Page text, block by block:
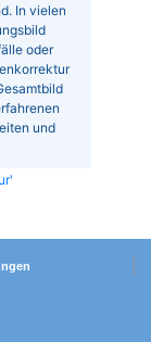
In vielen
oder
und